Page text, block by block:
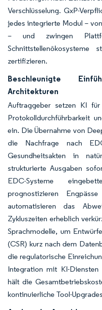
Verschlüsselung. GxP-
jedes integrierte Modul –
– und zwingen
Schnittstellenökosysteme
zertifizieren.
Beschleunigte
Architekturen
Auftraggeber setzen KI
Protokolldurchführbarkeit
ein. Die Übernahme von
die Nachfrage nach
Gesundheitsakten in
strukturierte Ausgaben
EDC-Systeme
prognostizieren
automatisieren das
Zykluszeiten erheblich
Sprachmodelle, um
(CSR) kurz nach dem
die regulatorische
Integration mit KI-Diensten
hält die
kontinuierliche Tool-